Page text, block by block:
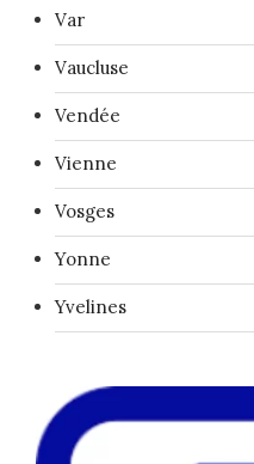
Var
Vaucluse
Vendée
Vienne
Vosges
Yonne
Yvelines